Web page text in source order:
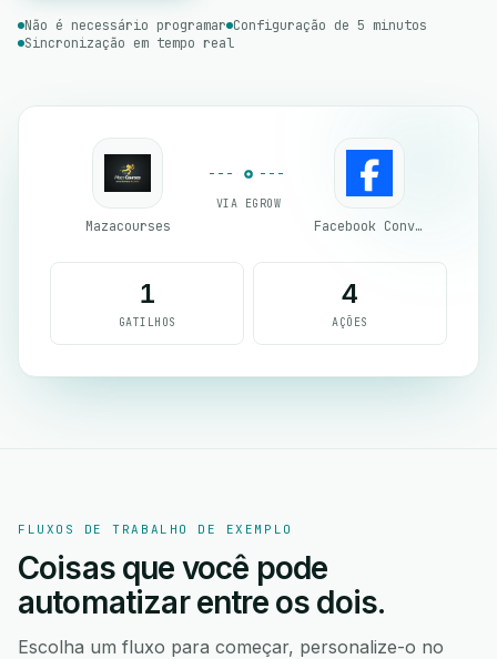
Não é necessário programar Configuração de 5 minutos
Sincronização em tempo real
Mazacourses
VIA EGROW
Facebook Conversion API (CAPI)
1
GATILHOS
4
AÇÕES
FLUXOS DE TRABALHO DE EXEMPLO
Coisas que você pode
automatizar entre os dois.
Escolha um fluxo para começar, personalize-o no